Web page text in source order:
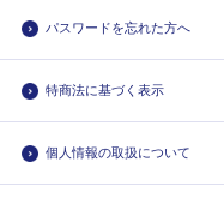
パスワードを忘れた方へ
特商法に基づく表示
個人情報の取扱について